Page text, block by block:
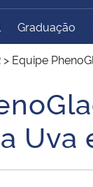
do Turismo
de Segurança
Institucional
Sítio
Graduação
> Equipe
Uva